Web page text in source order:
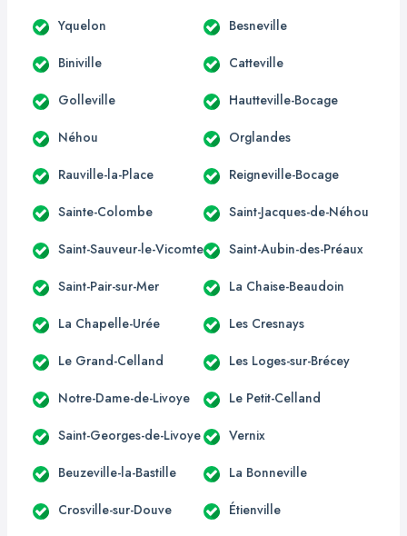
Yquelon Besneville
Biniville Catteville
Golleville Hautteville-Bocage
Néhou Orglandes
Rauville-la-Place Reigneville-Bocage
Sainte-Colombe Saint-Jacques-de-Néhou
Saint-Sauveur-le-Vicomte Saint-Aubin-des-Préaux
Saint-Pair-sur-Mer La Chaise-Beaudoin
La Chapelle-Urée Les Cresnays
Le Grand-Celland Les Loges-sur-Brécey
Notre-Dame-de-Livoye Le Petit-Celland
Saint-Georges-de-Livoye Vernix
Beuzeville-la-Bastille La Bonneville
Crosville-sur-Douve Étienville